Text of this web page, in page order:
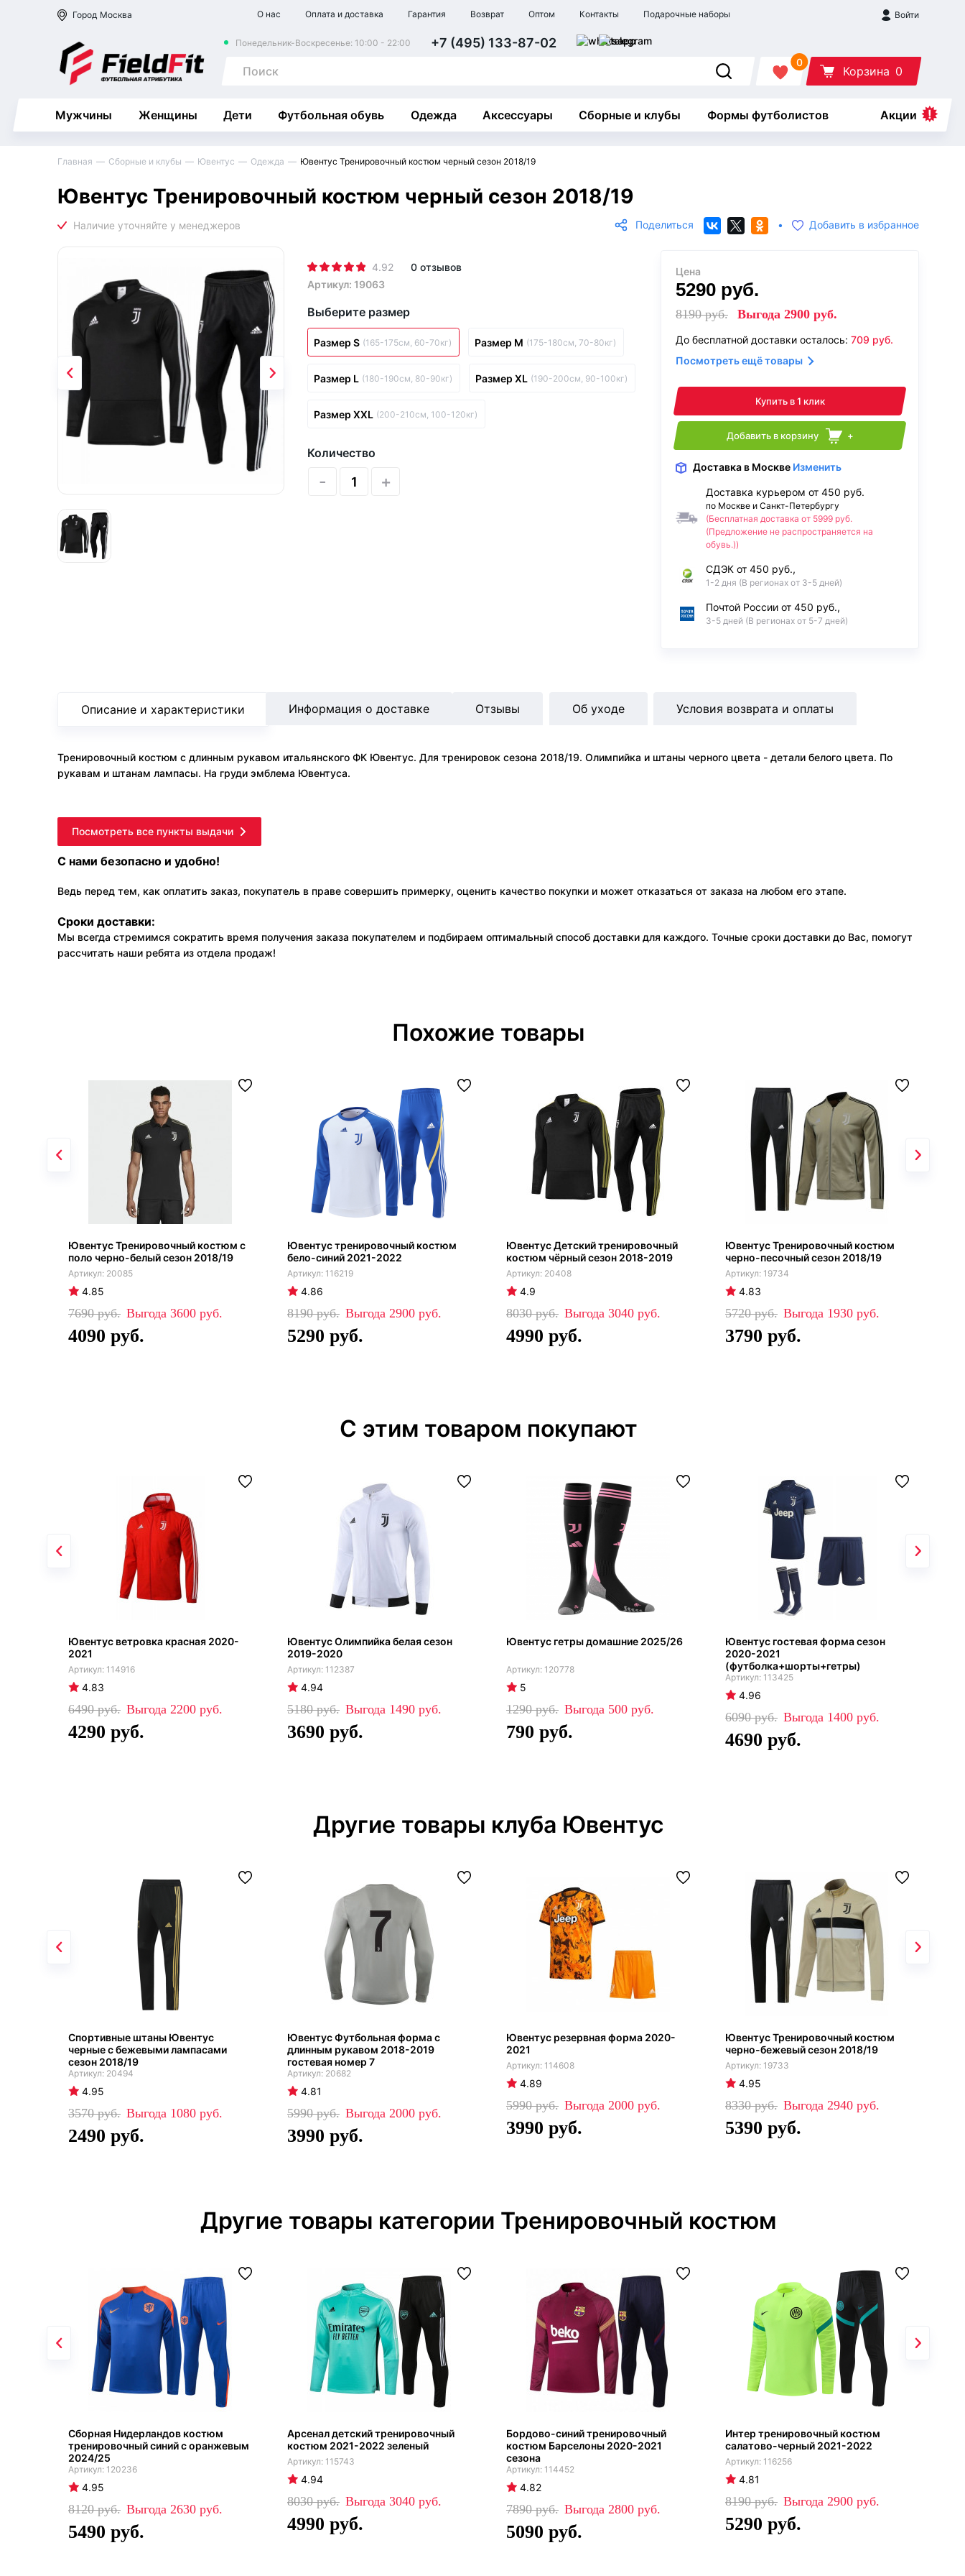
Город Москва О нас Оплата и доставка Гарантия Возврат Оптом Контакты Подарочные наборы Войти
Понедельник-Воскресенье: 10:00 - 22:00 +7 (495) 133-87-02
0
Корзина 0
Мужчины Женщины Дети Футбольная обувь Одежда Аксессуары Сборные и клубы Формы футболистов Акции
Главная Сборные и клубы Ювентус Одежда Ювентус Тренировочный костюм черный сезон 2018/19
Ювентус Тренировочный костюм черный сезон 2018/19
Поделиться • Добавить в избранное
4.92
0 отзывов
Артикул: 19063
Выберите размер
Размер S (165-175см, 60-70кг) Размер M (175-180см, 70-80кг)
Размер L (180-190см, 80-90кг) Размер XL (190-200см, 90-100кг)
Размер XXL (200-210см, 100-120кг)
Количество
- +
Цена
5290 руб.
8190руб. Выгода 2900 руб.
До бесплатной доставки осталось: 709 руб.
Посмотреть ещё товары
Купить в 1 клик
Добавить в корзину +
Доставка в Москве Изменить
Доставка курьером от 450 руб.
по Москве и Санкт-Петербургу
(Бесплатная доставка от 5999 руб.
(Предложение не распространяется на
обувь.))
СДЭК от 450 руб.,
1-2 дня (В регионах от 3-5 дней)
Почтой России от 450 руб.,
3-5 дней (В регионах от 5-7 дней)
Описание и характеристики
Тренировочный костюм с длинным рукавом итальянского ФК Ювентус. Для тренировок сезона 2018/19. Олимпийка и штаны черного цвета - детали белого цвета. По
рукавам и штанам лампасы. На груди эмблема Ювентуса.
Информация о доставке Отзывы Об уходе Условия возврата и оплаты
Посмотреть все пункты выдачи
С нами безопасно и удобно!
Ведь перед тем, как оплатить заказ, покупатель в праве совершить примерку, оценить качество покупки и может отказаться от заказа на любом его этапе.
Сроки доставки:
Мы всегда стремимся сократить время получения заказа покупателем и подбираем оптимальный способ доставки для каждого. Точные сроки доставки до Вас, помогут
рассчитать наши ребята из отдела продаж!
Похожие товары
Ювентус Тренировочный костюм с
поло черно-белый сезон 2018/19
20085
4.85
7690 3600
4090
Ювентус тренировочный костюм
бело-синий 2021-2022
116219
4.86
8190 2900
5290
Ювентус Детский тренировочный
костюм чёрный сезон 2018-2019
20408
4.9
8030 3040
4990
Ювентус Тренировочный костюм
черно-песочный сезон 2018/19
19734
4.83
5720 1930
3790
С этим товаром покупают
Ювентус ветровка красная 2020-
2021
114916
4.83
6490 2200
4290
Ювентус Олимпийка белая сезон
2019-2020
112387
4.94
5180 1490
3690
Ювентус гетры домашние 2025/26
120778
5
1290 500
790
Ювентус гостевая форма сезон
2020-2021
(футболка+шорты+гетры)
113425
4.96
6090 1400
4690
Другие товары клуба Ювентус
Спортивные штаны Ювентус
черные с бежевыми лампасами
сезон 2018/19
20494
4.95
3570 1080
2490
Ювентус Футбольная форма с
длинным рукавом 2018-2019
гостевая номер 7
20682
4.81
5990 2000
3990
Ювентус резервная форма 2020-
2021
114608
4.89
5990 2000
3990
Ювентус Тренировочный костюм
черно-бежевый сезон 2018/19
19733
4.95
8330 2940
5390
Другие товары категории Тренировочный костюм
Сборная Нидерландов костюм
тренировочный синий с оранжевым
2024/25
120236
4.95
8120 2630
5490
Арсенал детский тренировочный
костюм 2021-2022 зеленый
115743
4.94
8030 3040
4990
Бордово-синий тренировочный
костюм Барселоны 2020-2021
сезона
114452
4.82
7890 2800
5090
Интер тренировочный костюм
салатово-черный 2021-2022
116256
4.81
8190 2900
5290